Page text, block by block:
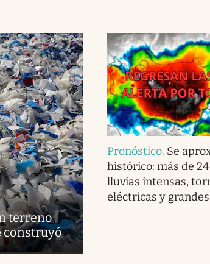
terreno
construyó
Pronóstico. Se
histórico: más de
lluvias intensas,
eléctricas y